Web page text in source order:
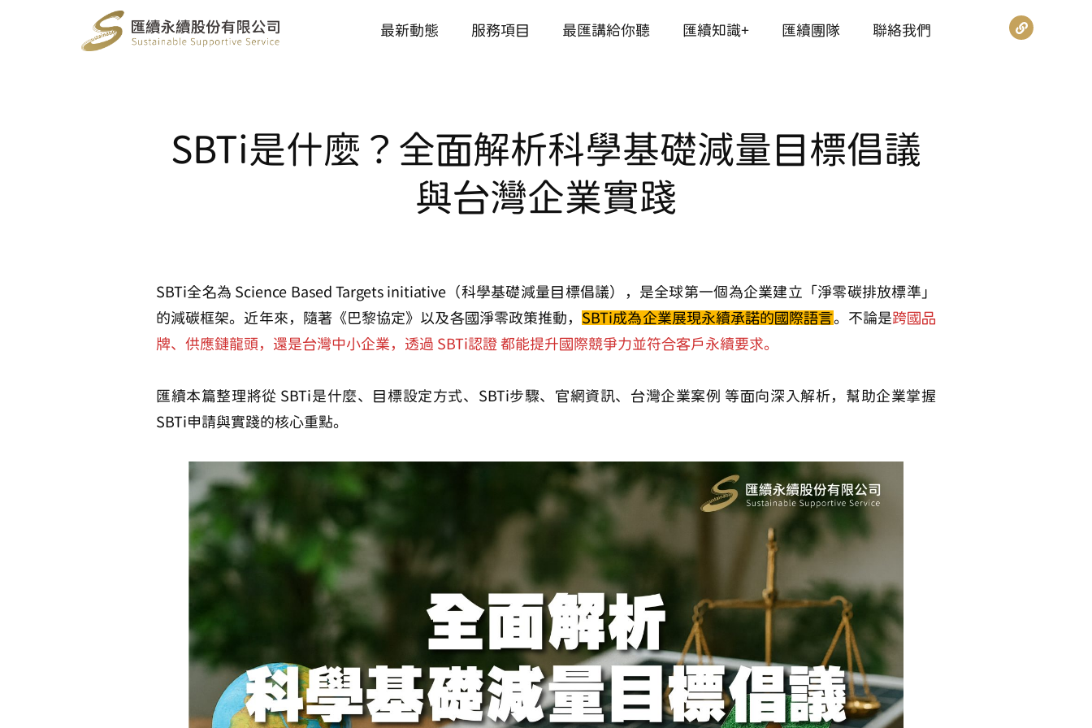
最新動態 服務項目 最匯講給你聽 匯續知識+ 匯續團隊 聯絡我們
SBTi是什麼？全面解析科學基礎減量目標倡議
與台灣企業實踐
SBTi全名為 Science Based Targets initiative（科學基礎減量目標倡議）
，是全球第一個為企業建立「淨零碳排放標準」
的減碳框架。近年來，隨著《巴黎協定》以及各國淨零政策推動， SBTi成為企業展現永續承諾的國際語言。不論是跨國品
牌、供應鏈龍頭，還是台灣中小企業，透過 SBTi認證 都能提升國際競爭力並符合客戶永續要求。
匯續本篇整理將從 SBTi是什麼、目標設定方式、SBTi步驟、官網資訊、台灣企業案例 等面向深入解析，幫助企業掌握
SBTi申請與實踐的核心重點。